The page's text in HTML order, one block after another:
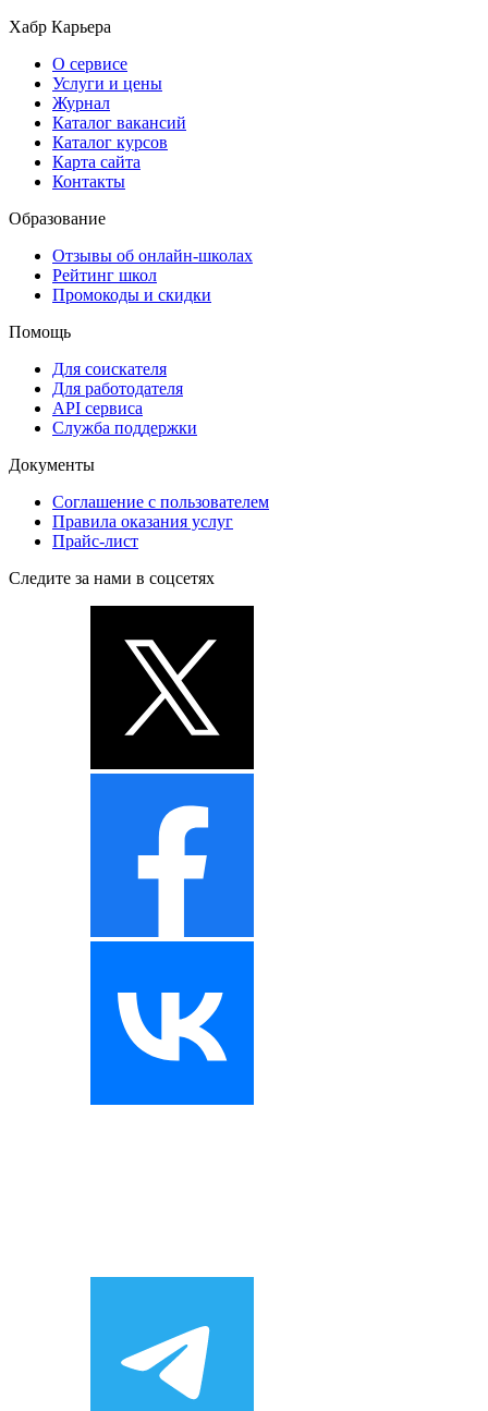
Хабр Карьера
О сервисе
Услуги и цены
Журнал
Каталог вакансий
Каталог курсов
Карта сайта
Контакты
Образование
Отзывы об онлайн-школах
Рейтинг школ
Промокоды и скидки
Помощь
Для соискателя
Для работодателя
API сервиса
Служба поддержки
Документы
Соглашение с пользователем
Правила оказания услуг
Прайс-лист
Следите за нами в соцсетях